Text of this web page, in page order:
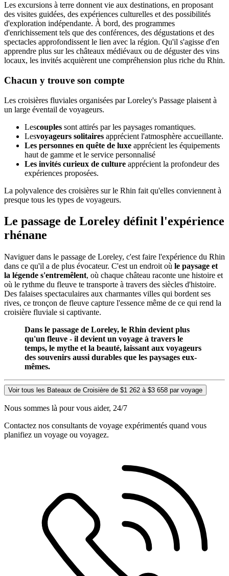
Les excursions à terre donnent vie aux destinations, en proposant
des visites guidées, des expériences culturelles et des possibilités
d'exploration indépendante. À bord, des programmes
d'enrichissement tels que des conférences, des dégustations et des
spectacles approfondissent le lien avec la région. Qu'il s'agisse d'en
apprendre plus sur les châteaux médiévaux ou de déguster des vins
locaux, les invités acquièrent une compréhension plus riche du Rhin.
Chacun y trouve son compte
Les croisières fluviales organisées par Loreley's Passage plaisent à
un large éventail de voyageurs.
Lescouples sont attirés par les paysages romantiques.
Lesvoyageurs solitaires apprécient l'atmosphère accueillante.
Les personnes en quête de luxe apprécient les équipements
haut de gamme et le service personnalisé
Les invités curieux de culture apprécient la profondeur des
expériences proposées.
La polyvalence des croisières sur le Rhin fait qu'elles conviennent à
presque tous les types de voyageurs.
Le passage de Loreley définit l'expérience
rhénane
Naviguer dans le passage de Loreley, c'est faire l'expérience du Rhin
dans ce qu'il a de plus évocateur. C'est un endroit où le paysage et
la légende s'entremêlent, où chaque château raconte une histoire et
où le rythme du fleuve te transporte à travers des siècles d'histoire.
Des falaises spectaculaires aux charmantes villes qui bordent ses
rives, ce tronçon de fleuve capture l'essence même de ce qui rend la
croisière fluviale si captivante.
Dans le passage de Loreley, le Rhin devient plus
qu'un fleuve - il devient un voyage à travers le
temps, le mythe et la beauté, laissant aux voyageurs
des souvenirs aussi durables que les paysages eux-
mêmes.
Voir tous les Bateaux de Croisière de $1 262 à $3 658 par voyage
Nous sommes là pour vous aider, 24/7
Contactez nos consultants de voyage expérimentés quand vous
planifiez un voyage ou voyagez.